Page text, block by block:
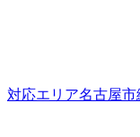
対応エリア名古屋市